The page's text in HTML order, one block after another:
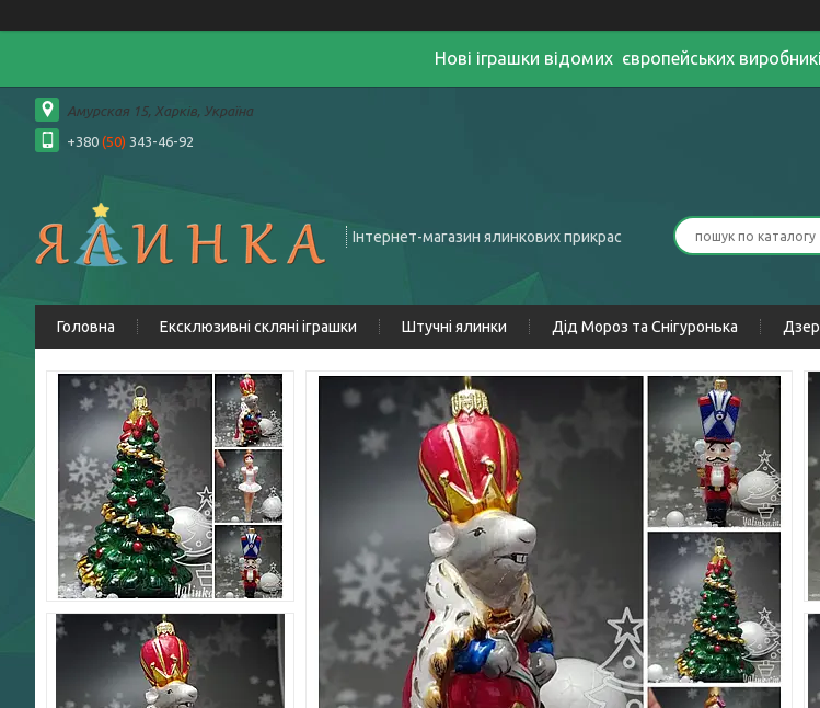
Нові іграшки відомих європейських
Амурская 15, Харків, Україна
+380 (50) 343-46-92
Інтернет-магазин ялинкових прикрас
Головна Ексклюзивні скляні іграшки Штучні ялинки Дід Мороз та Снігуронька